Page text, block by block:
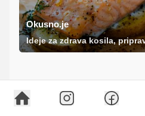
Okusno.je
Ideje za zdrava kosila,